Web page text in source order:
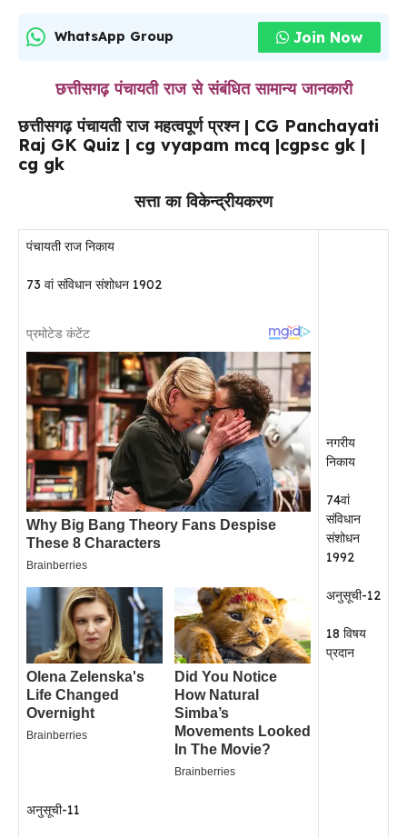
WhatsApp Group Join Now
छत्तीसगढ़ पंचायती राज से संबंधित सामान्य जानकारी
छत्तीसगढ़ पंचायती राज महत्वपूर्ण प्रश्न | CG Panchayati
Raj GK Quiz | cg vyapam mcq |cgpsc gk |
cg gk
सत्ता का विकेन्द्रीयकरण
पंचायती राज निकाय
73 वां संविधान संशोधन 1902
अनुसूची-11
नगरीय
निकाय
74वां
संविधान
संशोधन
1992
अनुसूची-12
18 विषय
प्रदान